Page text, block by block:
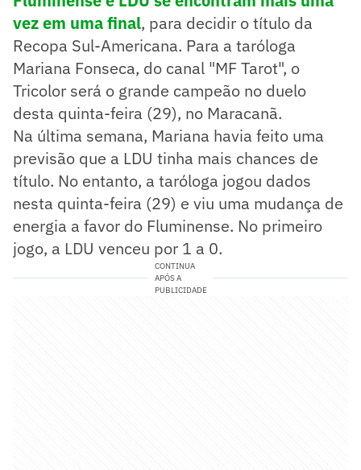
vez em uma final, para decidir o título da
Recopa Sul-Americana. Para a taróloga
Mariana Fonseca, do canal "MF Tarot", o
Tricolor será o grande campeão no duelo
desta quinta-feira (29), no Maracanã.
Na última semana, Mariana havia feito uma
previsão que a LDU tinha mais chances de
título. No entanto, a taróloga jogou dados
nesta quinta-feira (29) e viu uma mudança de
energia a favor do Fluminense. No primeiro
jogo, a LDU venceu por 1 a 0.
CONTINUA
APÓS A
PUBLICIDADE